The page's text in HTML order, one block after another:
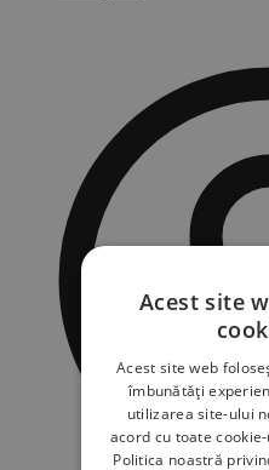
Acest site
Acest site web
îmbunătăți
utilizarea site-ului
acord cu toate
Politica noastră